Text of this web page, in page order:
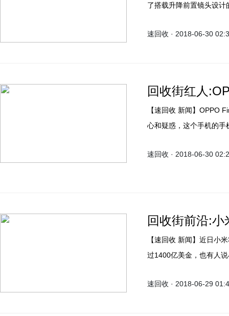
了搭载升降前置镜头设
速回收 · 2018-06-30
回收街红人
【速回收 新闻】OPPO Find X的双轨潜望式升降功能让人眼前一亮，但大家不免担
心和疑惑，这个手机的手
速回收 · 2018-06-30
回收街前沿:
【速回收 新闻】近日小米将在香港上市的消息传得沸沸扬扬，有人说小米估值将超
过1400亿美金，也有人说小米估值不足
电影等领域的表现，业
速回收 · 2018-06-29